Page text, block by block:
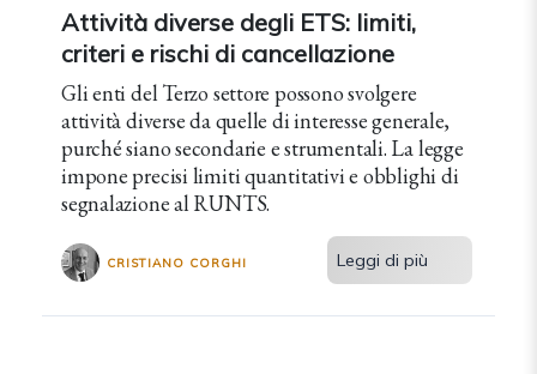
Attività diverse degli ETS: limiti,
criteri e rischi di cancellazione
Gli enti del Terzo settore possono svolgere
attività diverse da quelle di interesse generale,
purché siano secondarie e strumentali. La legge
impone precisi limiti quantitativi e obblighi di
segnalazione al RUNTS.
CRISTIANO CORGHI Leggi di più